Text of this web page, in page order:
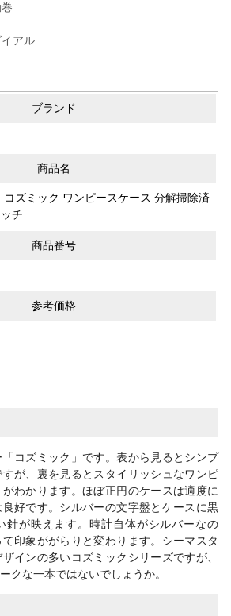
アル
ブランド
商品名
コズミック ワンピースケース 分解掃除済
チ
商品番号
参考価格
コズミック」です。表から見るとシンプ
が、裏を見るとスタイリッシュなワンピ
わかります。ほぼ正円のケースは適度に
好です。シルバーの文字盤とケースに黒
針が映えます。時計自体がシルバーなの
印象ががらりと変わります。シーマスタ
インの多いコズミックシリーズですが、
クな一本ではないでしょうか。